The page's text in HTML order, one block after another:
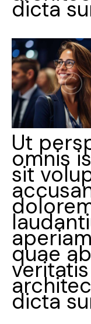
dicta
Ut
omnis
sit
quae
dicta